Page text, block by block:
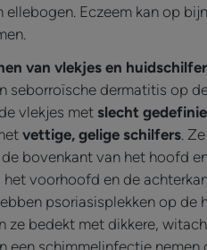
ellebogen. Eczeem kan op
van vlekjes en
seborroïsche dermatitis op
vlekjes met slecht
vettige, gelige schilfers.
bovenkant van het hoofd
het voorhoofd en de
psoriasisplekken op de
ze bedekt met dikkere,
een schimmelinfectie nemen